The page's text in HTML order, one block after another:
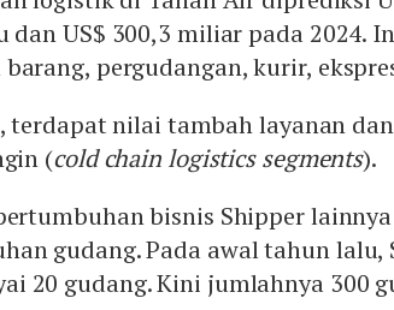
dan US$ 300,3 miliar pada 2024.
pergudangan, kurir,
terdapat nilai tambah layanan
(cold chain logistics segments).
bisnis Shipper
gudang. Pada awal tahun lalu,
20 gudang. Kini jumlahnya 300